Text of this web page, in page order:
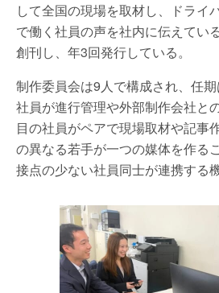
して全国の現場を取材し、ドライ
で働く社員の声を社内に伝えてい
創刊し、年3回発行している。
制作委員会は9人で構成され、任
社員が進行管理や外部制作会社と
目の社員がペアで現場取材や記事
の異なる若手が一つの媒体を作る
接点の少ない社員同士が連携する